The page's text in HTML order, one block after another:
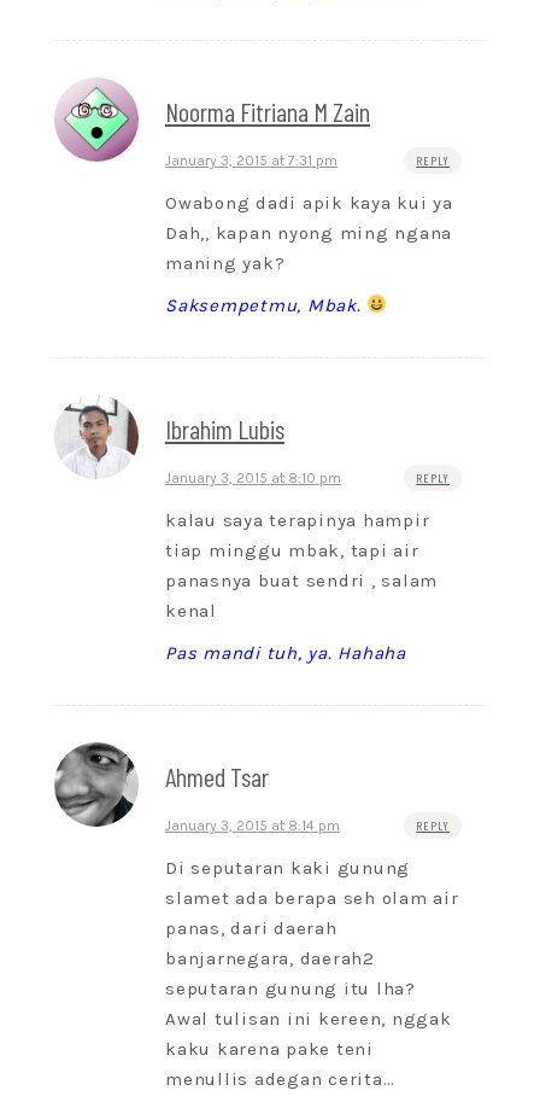
Noorma Fitriana M Zain
January 3, 2015 at 7:31 pm REPLY
Owabong dadi apik kaya kui ya
Dah,, kapan nyong ming ngana
maning yak?
Saksempetmu, Mbak.
Ibrahim Lubis
January 3, 2015 at 8:10 pm REPLY
kalau saya terapinya hampir
tiap minggu mbak, tapi air
panasnya buat sendri , salam
kenal
Pas mandi tuh, ya. Hahaha
Ahmed Tsar
January 3, 2015 at 8:14 pm REPLY
Di seputaran kaki gunung
slamet ada berapa seh olam air
panas, dari daerah
banjarnegara, daerah2
seputaran gunung itu lha?
Awal tulisan ini kereen, nggak
kaku karena pake teni
menullis adegan cerita…